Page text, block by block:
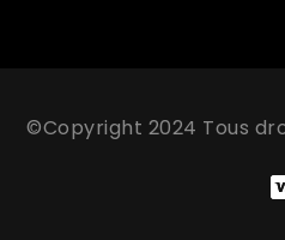
©Copyright 2024 Tous